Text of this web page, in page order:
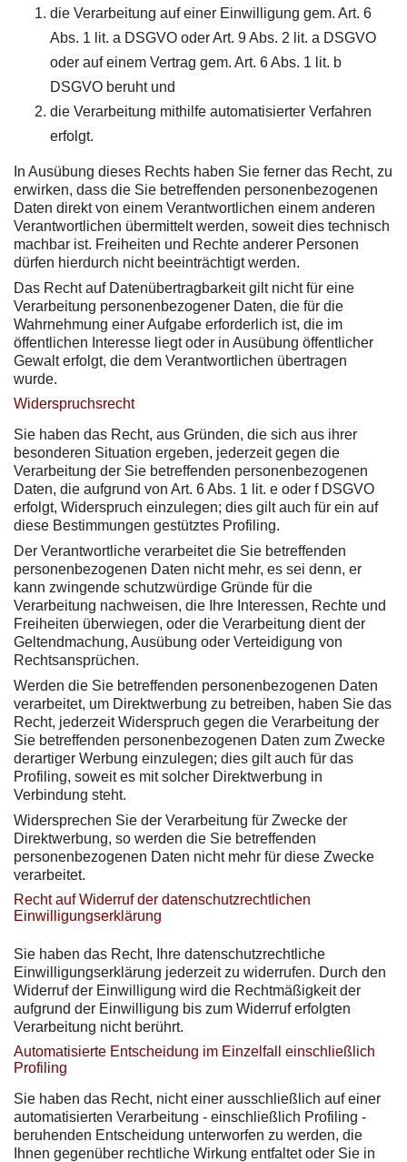
die Verarbeitung auf einer Einwilligung gem. Art. 6
Abs. 1 lit. a DSGVO oder Art. 9 Abs. 2 lit. a DSGVO
oder auf einem Vertrag gem. Art. 6 Abs. 1 lit. b
DSGVO beruht und
die Verarbeitung mithilfe automatisierter Verfahren
erfolgt.
In Ausübung dieses Rechts haben Sie ferner das Recht, zu
erwirken, dass die Sie betreffenden personenbezogenen
Daten direkt von einem Verantwortlichen einem anderen
Verantwortlichen übermittelt werden, soweit dies technisch
machbar ist. Freiheiten und Rechte anderer Personen
dürfen hierdurch nicht beeinträchtigt werden.
Das Recht auf Datenübertragbarkeit gilt nicht für eine
Verarbeitung personenbezogener Daten, die für die
Wahrnehmung einer Aufgabe erforderlich ist, die im
öffentlichen Interesse liegt oder in Ausübung öffentlicher
Gewalt erfolgt, die dem Verantwortlichen übertragen
wurde.
Widerspruchsrecht
Sie haben das Recht, aus Gründen, die sich aus ihrer
besonderen Situation ergeben, jederzeit gegen die
Verarbeitung der Sie betreffenden personenbezogenen
Daten, die aufgrund von Art. 6 Abs. 1 lit. e oder f DSGVO
erfolgt, Widerspruch einzulegen; dies gilt auch für ein auf
diese Bestimmungen gestütztes Profiling.
Der Verantwortliche verarbeitet die Sie betreffenden
personenbezogenen Daten nicht mehr, es sei denn, er
kann zwingende schutzwürdige Gründe für die
Verarbeitung nachweisen, die Ihre Interessen, Rechte und
Freiheiten überwiegen, oder die Verarbeitung dient der
Geltendmachung, Ausübung oder Verteidigung von
Rechtsansprüchen.
Werden die Sie betreffenden personenbezogenen Daten
verarbeitet, um Direktwerbung zu betreiben, haben Sie das
Recht, jederzeit Widerspruch gegen die Verarbeitung der
Sie betreffenden personenbezogenen Daten zum Zwecke
derartiger Werbung einzulegen; dies gilt auch für das
Profiling, soweit es mit solcher Direktwerbung in
Verbindung steht.
Widersprechen Sie der Verarbeitung für Zwecke der
Direktwerbung, so werden die Sie betreffenden
personenbezogenen Daten nicht mehr für diese Zwecke
verarbeitet.
Recht auf Widerruf der datenschutzrechtlichen
Einwilligungserklärung
Sie haben das Recht, Ihre datenschutzrechtliche
Einwilligungserklärung jederzeit zu widerrufen. Durch den
Widerruf der Einwilligung wird die Rechtmäßigkeit der
aufgrund der Einwilligung bis zum Widerruf erfolgten
Verarbeitung nicht berührt.
Automatisierte Entscheidung im Einzelfall einschließlich
Profiling
Sie haben das Recht, nicht einer ausschließlich auf einer
automatisierten Verarbeitung - einschließlich Profiling -
beruhenden Entscheidung unterworfen zu werden, die
Ihnen gegenüber rechtliche Wirkung entfaltet oder Sie in